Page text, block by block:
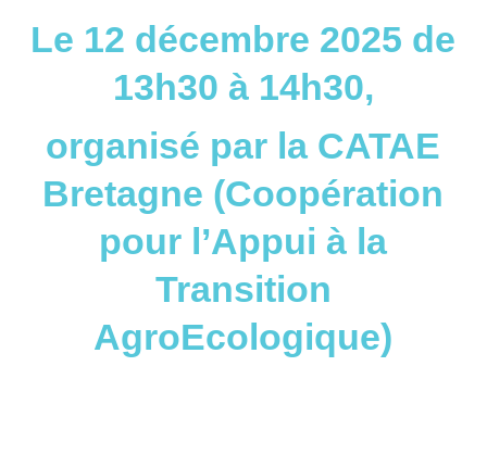
Le 12 décembre 2025 de
13h30 à 14h30,
organisé par la CATAE
Bretagne (Coopération
pour l’Appui à la
Transition
AgroEcologique)